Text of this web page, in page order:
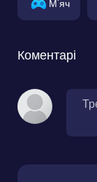
М'яч
Коментарі